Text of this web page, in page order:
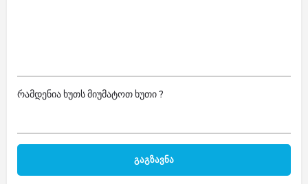
რამდენია ხუთს მიუმატოთ ხუთი ?